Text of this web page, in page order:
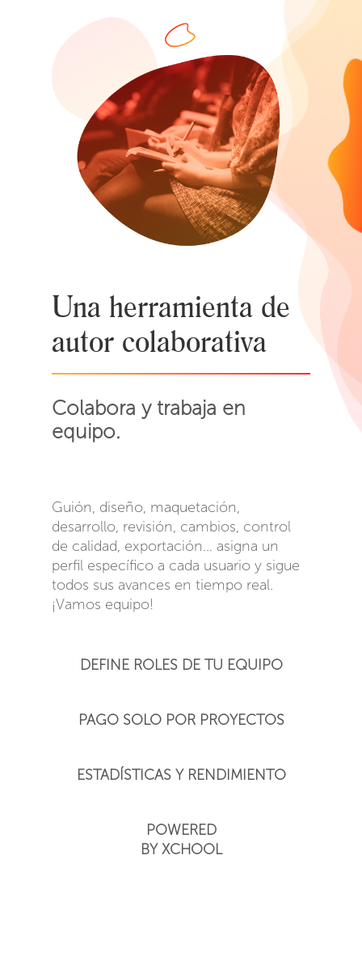
Una herramienta de
autor colaborativa
Colabora y trabaja en
equipo.
Guión, diseño, maquetación,
desarrollo, revisión, cambios, control
de calidad, exportación… asigna un
perfil específico a cada usuario y sigue
todos sus avances en tiempo real.
¡Vamos equipo!
DEFINE ROLES DE TU EQUIPO
PAGO SOLO POR PROYECTOS
ESTADÍSTICAS Y RENDIMIENTO
POWERED
BY XCHOOL